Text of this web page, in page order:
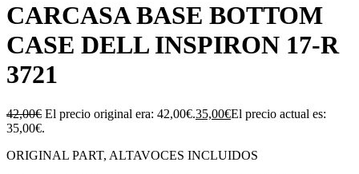
CARCASA BASE BOTTOM
CASE DELL INSPIRON 17-R
3721
42,00€ El precio original era: 42,00€.35,00€El precio actual es:
35,00€.
ORIGINAL PART, ALTAVOCES INCLUIDOS